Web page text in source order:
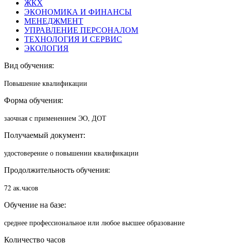
ЖКХ
ЭКОНОМИКА И ФИНАНСЫ
МЕНЕДЖМЕНТ
УПРАВЛЕНИЕ ПЕРСОНАЛОМ
ТЕХНОЛОГИЯ И СЕРВИС
ЭКОЛОГИЯ
Вид обучения:
Повышение квалификации
Форма обучения:
заочная с применением ЭО, ДОТ
Получаемый документ:
удостоверение о повышении квалификации
Продолжительность обучения:
72 ак.часов
Обучение на базе:
среднее профессиональное или любое высшее образование
Количество часов